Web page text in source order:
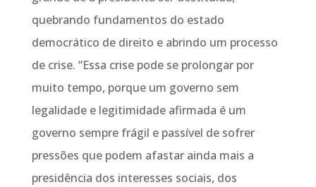
quebrando fundamentos do estado
democrático de direito e abrindo um processo
de crise. “Essa crise pode se prolongar por
muito tempo, porque um governo sem
legalidade e legitimidade afirmada é um
governo sempre frágil e passível de sofrer
pressões que podem afastar ainda mais a
presidência dos interesses sociais, dos